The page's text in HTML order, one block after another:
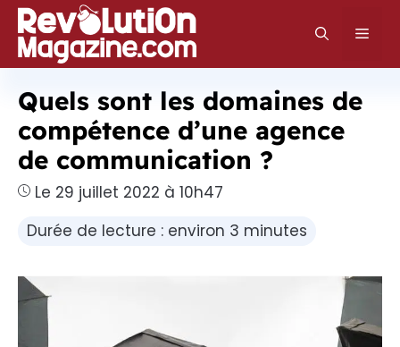
Aller
au
contenu
Quels sont les domaines de
compétence d’une agence
de communication ?
Le 29 juillet 2022 à 10h47
Durée de lecture : environ 3 minutes